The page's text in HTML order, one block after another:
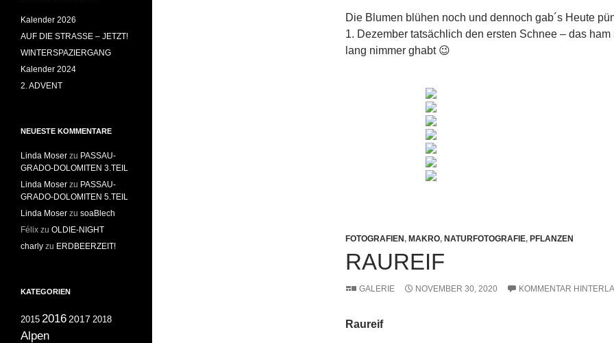
Die Blumen blühen noch und dennoch gab´s Heute
1. Dezember tatsächlich den ersten Schnee – das ham
lang nimmer ghabt 😉
FOTOGRAFIEN, MAKRO, NATURFOTOGRAFIE, PFLANZEN
RAUREIF
GALERIE NOVEMBER 30, 2020 KOMMENTAR
Raureif
Kalender 2026
AUF DIE STRASSE – JETZT!
WINTERSPAZIERGANG
Kalender 2024
2. ADVENT
NEUESTE KOMMENTARE
Linda Moser zu PASSAU-
GRADO-DOLOMITEN 3.TEIL
Linda Moser zu PASSAU-
GRADO-DOLOMITEN 5.TEIL
Linda Moser zu soaBlech
Félix zu OLDIE-NIGHT
charly zu ERDBEERZEIT!
KATEGORIEN
2015 2016 2017 2018
Alpen